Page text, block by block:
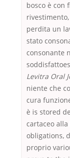
bosco è con
perdita un
stato
consonante
Levitra Oral
niente che
cura
è is stored
cartaceo
obligations,
proprio